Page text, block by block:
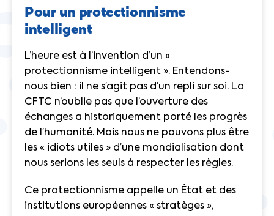
Pour un protectionnisme
intelligent
L’heure est à l’invention d’un «
protectionnisme intelligent ». Entendons-
nous bien : il ne s’agit pas d’un repli sur soi. La
CFTC n’oublie pas que l’ouverture des
échanges a historiquement porté les progrès
de l’humanité. Mais nous ne pouvons plus être
les « idiots utiles » d’une mondialisation dont
nous serions les seuls à respecter les règles.
Ce protectionnisme appelle un État et des
institutions européennes « stratèges »,